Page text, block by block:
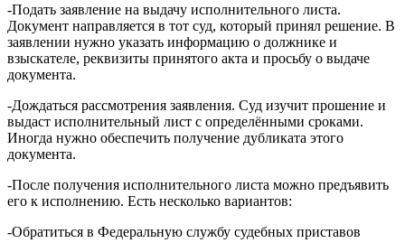
-Подать заявление на выдачу исполнительного листа.
Документ направляется в тот суд, который принял решение. В
заявлении нужно указать информацию о должнике и
взыскателе, реквизиты принятого акта и просьбу о выдаче
документа.
-Дождаться рассмотрения заявления. Суд изучит прошение и
выдаст исполнительный лист с определёнными сроками.
Иногда нужно обеспечить получение дубликата этого
документа.
-После получения исполнительного листа можно предъявить
его к исполнению. Есть несколько вариантов:
-Обратиться в Федеральную службу судебных приставов